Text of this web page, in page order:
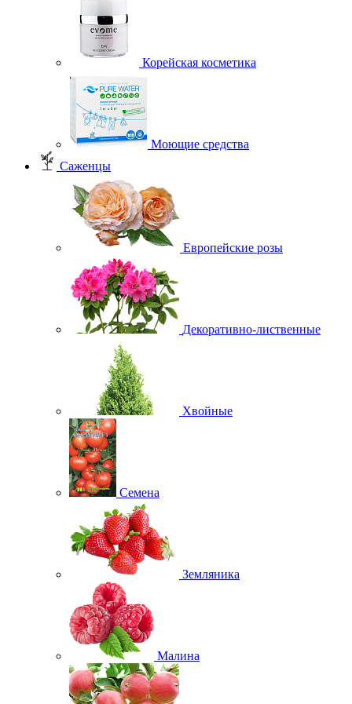
Корейская косметика
Моющие средства
Саженцы
Европейские розы
Декоративно-лиственные
Хвойные
Семена
Земляника
Малина